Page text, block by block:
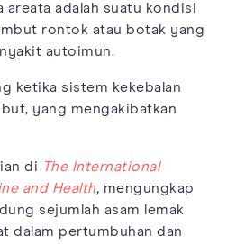
areata adalah suatu kondisi
rontok atau botak yang
autoimun.
ketika sistem kekebalan
yang mengakibatkan
di The International
and Health, mengungkap
sejumlah asam lemak
dalam pertumbuhan dan